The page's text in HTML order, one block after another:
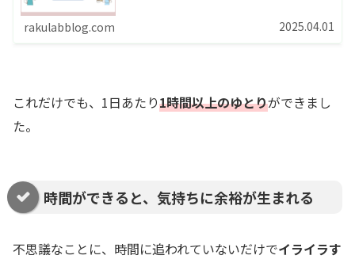
rakulabblog.com 2025.04.01
これだけでも、1日あたり1時間以上のゆとりができまし
た。
時間ができると、気持ちに余裕が生まれる
不思議なことに、時間に追われていないだけでイライラす